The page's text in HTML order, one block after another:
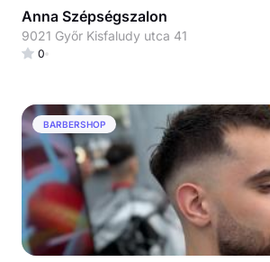
Anna Szépségszalon
9021 Győr Kisfaludy utca 41
0
BARBERSHOP